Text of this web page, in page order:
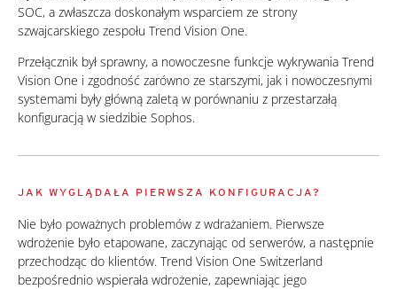
SOC, a zwłaszcza doskonałym wsparciem ze strony
szwajcarskiego zespołu Trend Vision One.
Przełącznik był sprawny, a nowoczesne funkcje wykrywania Trend
Vision One i zgodność zarówno ze starszymi, jak i nowoczesnymi
systemami były główną zaletą w porównaniu z przestarzałą
konfiguracją w siedzibie Sophos.
JAK WYGLĄDAŁA PIERWSZA KONFIGURACJA?
Nie było poważnych problemów z wdrażaniem. Pierwsze
wdrożenie było etapowane, zaczynając od serwerów, a następnie
przechodząc do klientów. Trend Vision One Switzerland
bezpośrednio wspierała wdrożenie, zapewniając jego